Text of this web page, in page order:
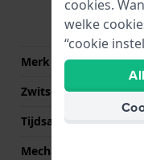
Merk uurwerk
Zwitsers uurwerk
Tijdsaanduiding
Mechanisme
cookies.
welke
“cookie